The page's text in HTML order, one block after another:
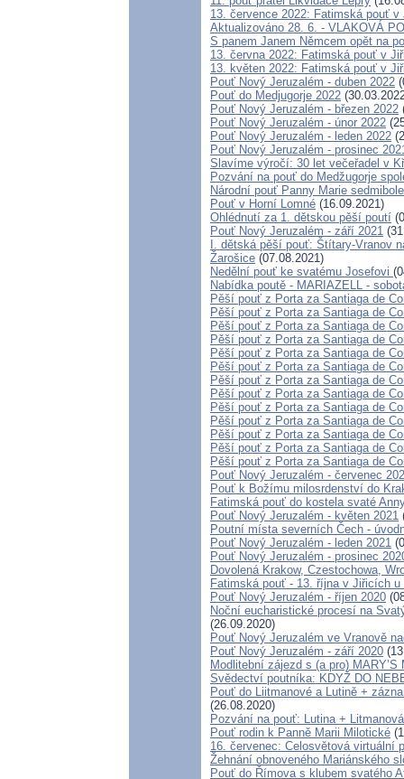
13. července 2022: Fatimská pouť
Aktualizováno 28. 6. - VLAKOVÁ
S panem Janem Němcem opět na
13. června 2022: Fatimská pouť v
13. květen 2022: Fatimská pouť v
Pouť Nový Jeruzalém - duben 2022
Pouť do Medjugorje 2022
Pouť Nový Jeruzalém - březen 2022
Pouť Nový Jeruzalém - únor 2022
Pouť Nový Jeruzalém - leden 2022
Pouť Nový Jeruzalém - prosinec
Slavíme výročí: 30 let večeřadel v
Pozvání na pouť do Medžugorje
Národní pouť Panny Marie
Pouť v Horní Lomné (16.09.2021)
Ohlédnutí za 1. dětskou pěší poutí
Pouť Nový Jeruzalém - září 2021
I. dětská pěší pouť: Štítary-Vranov
Žarošice (07.08.2021)
Nedělní pouť ke svatému Josefovi
Nabídka poutě - MARIAZELL -
Pěší pouť z Porta za Santiaga de
Pěší pouť z Porta za Santiaga de
Pěší pouť z Porta za Santiaga de
Pěší pouť z Porta za Santiaga de
Pěší pouť z Porta za Santiaga de
Pěší pouť z Porta za Santiaga de
Pěší pouť z Porta za Santiaga de
Pěší pouť z Porta za Santiaga de
Pěší pouť z Porta za Santiaga de
Pěší pouť z Porta za Santiaga de
Pěší pouť z Porta za Santiaga de
Pěší pouť z Porta za Santiaga de
Pěší pouť z Porta za Santiaga de
Pouť Nový Jeruzalém - červenec
Pouť k Božímu milosrdenství do
Fatimská pouť do kostela svaté
Pouť Nový Jeruzalém - květen 2021
Poutní místa severních Čech -
Pouť Nový Jeruzalém - leden 2021
Pouť Nový Jeruzalém - prosinec
Dovolená Krakow, Czestochowa,
Fatimská pouť - 13. října v Jiřicích
Pouť Nový Jeruzalém - říjen 2020
Noční eucharistické procesí na
(26.09.2020)
Pouť Nový Jeruzalém ve Vranově
Pouť Nový Jeruzalém - září 2020
Modlitební zájezd s (a pro)
Svědectví poutníka: KDYŽ DO
Pouť do Liitmanové a Lutině +
(26.08.2020)
Pozvání na pouť: Lutina +
Pouť rodin k Panně Marii Milotické
16. červenec: Celosvětová virtuální
Žehnání obnoveného Mariánského
Pouť do Římova s klubem svatého